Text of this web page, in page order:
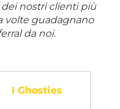
nostri clienti più
volte guadagnano
da noi.
I Ghosties